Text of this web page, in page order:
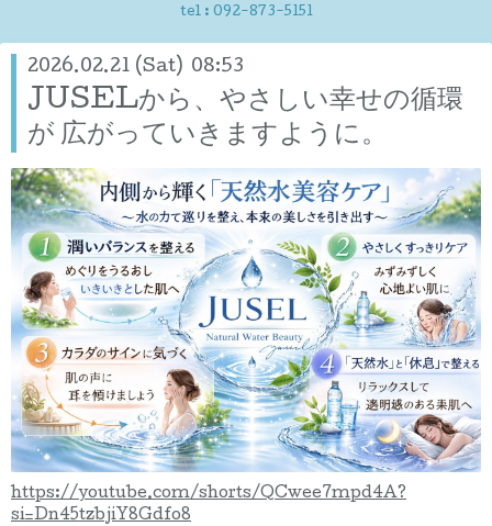
tel : 092-873-5151
2026.02.21 (Sat) 08:53
JUSELから、やさしい幸せの循環
が 広がっていきますように。
https://youtube.com/shorts/QCwee7mpd4A?
si=Dn45tzbjiY8Gdfo8